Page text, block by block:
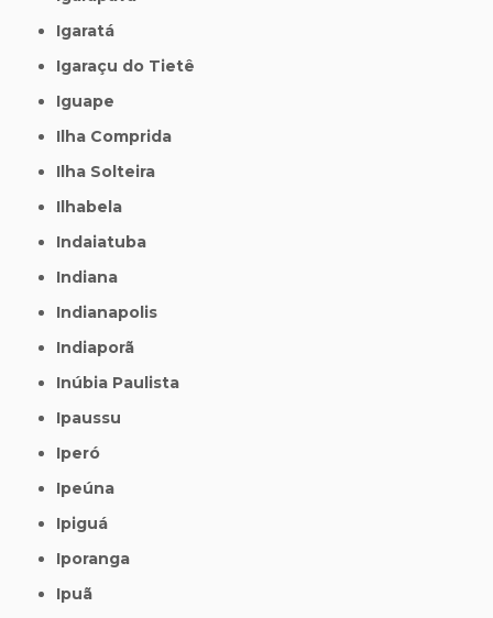
Igaratá
Igaraçu do Tietê
Iguape
Ilha Comprida
Ilha Solteira
Ilhabela
Indaiatuba
Indiana
Indianapolis
Indiaporã
Inúbia Paulista
Ipaussu
Iperó
Ipeúna
Ipiguá
Iporanga
Ipuã